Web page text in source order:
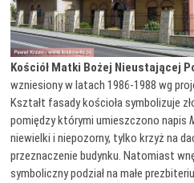
Kościół Matki Bożej Nieustającej
wzniesiony w latach 1986-1988 wg
Kształt fasady kościoła symbolizuje
pomiędzy którymi umieszczono napis
niewielki i niepozorny, tylko krzyż na
przeznaczenie budynku. Natomiast
symboliczny podział na małe